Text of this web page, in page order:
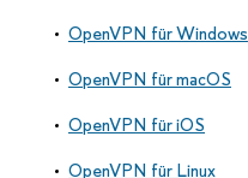
OpenVPN für Windows
OpenVPN für macOS
OpenVPN für iOS
OpenVPN für Linux